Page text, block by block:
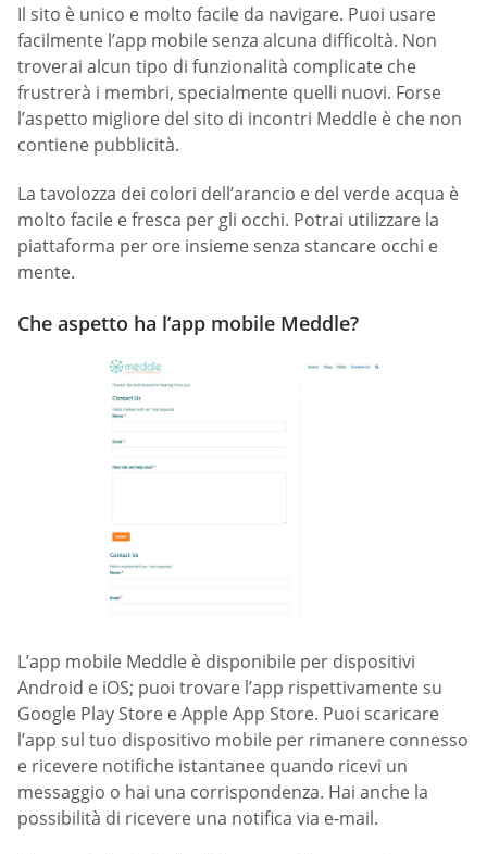
Il sito è unico e molto facile da navigare. Puoi usare
facilmente l’app mobile senza alcuna difficoltà. Non
troverai alcun tipo di funzionalità complicate che
frustrerà i membri, specialmente quelli nuovi. Forse
l’aspetto migliore del sito di incontri Meddle è che non
contiene pubblicità.
La tavolozza dei colori dell’arancio e del verde acqua è
molto facile e fresca per gli occhi. Potrai utilizzare la
piattaforma per ore insieme senza stancare occhi e
mente.
Che aspetto ha l’app mobile Meddle?
L’app mobile Meddle è disponibile per dispositivi
Android e iOS; puoi trovare l’app rispettivamente su
Google Play Store e Apple App Store. Puoi scaricare
l’app sul tuo dispositivo mobile per rimanere connesso
e ricevere notifiche istantanee quando ricevi un
messaggio o hai una corrispondenza. Hai anche la
possibilità di ricevere una notifica via e-mail.